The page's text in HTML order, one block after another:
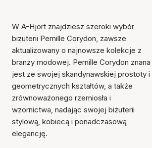
W A-Hjort znajdziesz szeroki wybór
biżuterii Pernille Corydon, zawsze
aktualizowany o najnowsze kolekcje z
branży modowej. Pernille Corydon znana
jest ze swojej skandynawskiej prostoty i
geometrycznych kształtów, a także
zrównoważonego rzemiosła i
wzornictwa, nadając swojej biżuterii
stylową, kobiecą i ponadczasową
elegancję.